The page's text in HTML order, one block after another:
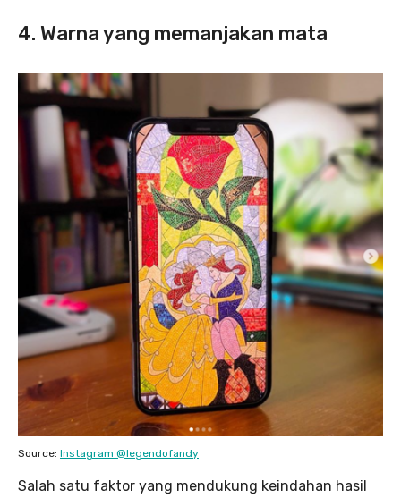
4. Warna yang memanjakan mata
Source: Instagram @legendofandy
Salah satu faktor yang mendukung keindahan hasil